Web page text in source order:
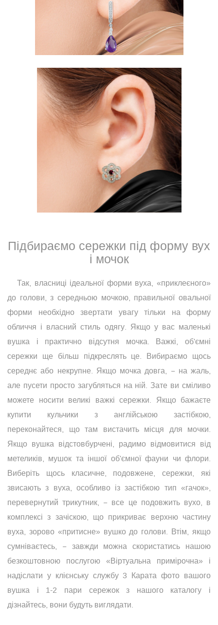
Підбираємо сережки під форму вух
і мочок
Так, власниці ідеальної форми вуха, «приклеєного»
до голови, з середньою мочкою, правильної овальної
форми необхідно звертати увагу тільки на форму
обличчя і власний стиль одягу. Якщо у вас маленькі
вушка і практично відсутня мочка. Важкі, об'ємні
сережки ще більш підкреслять це. Вибираємо щось
середнє або некрупне. Якщо мочка довга, − на жаль,
але пусети просто загубляться на ній. Зате ви сміливо
можете носити великі важкі сережки. Якщо бажаєте
купити кульчики з англійською застібкою,
переконайтеся, що там вистачить місця для мочки.
Якщо вушка відстовбурчені, радимо відмовитися від
метеликів, мушок та іншої об'ємної фауни чи флори.
Виберіть щось класичне, подовжене, сережки, які
звисають з вуха, особливо із застібкою тип «гачок»,
перевернутий трикутник, − все це подовжить вухо, в
комплексі з зачіскою, що прикриває верхню частину
вуха, зорово «притисне» вушко до голови. Втім, якщо
сумніваєтесь, − завжди можна скористатись нашою
безкоштовною послугою «Віртуальна примірочна» і
надіслати у клієнську службу 3 Карата фото вашого
вушка і 1-2 пари сережок з нашого каталогу і
дізнайтесь, вони будуть виглядати.